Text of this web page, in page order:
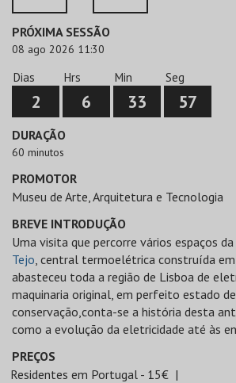
PRÓXIMA SESSÃO
08 ago 2026 11:30
Dias
2
Hrs
6
Min
33
Seg
57
DURAÇÃO
60 minutos
PROMOTOR
Museu de Arte, Arquitetura e Tecnologia
BREVE INTRODUÇÃO
Uma visita que percorre vários espaços
Tejo, central termoelétrica construída
abasteceu toda a região de Lisboa de
maquinaria original, em perfeito estado de
conservação,conta-se a história desta
como a evolução da eletricidade até às
PREÇOS
Residentes em Portugal - 15€